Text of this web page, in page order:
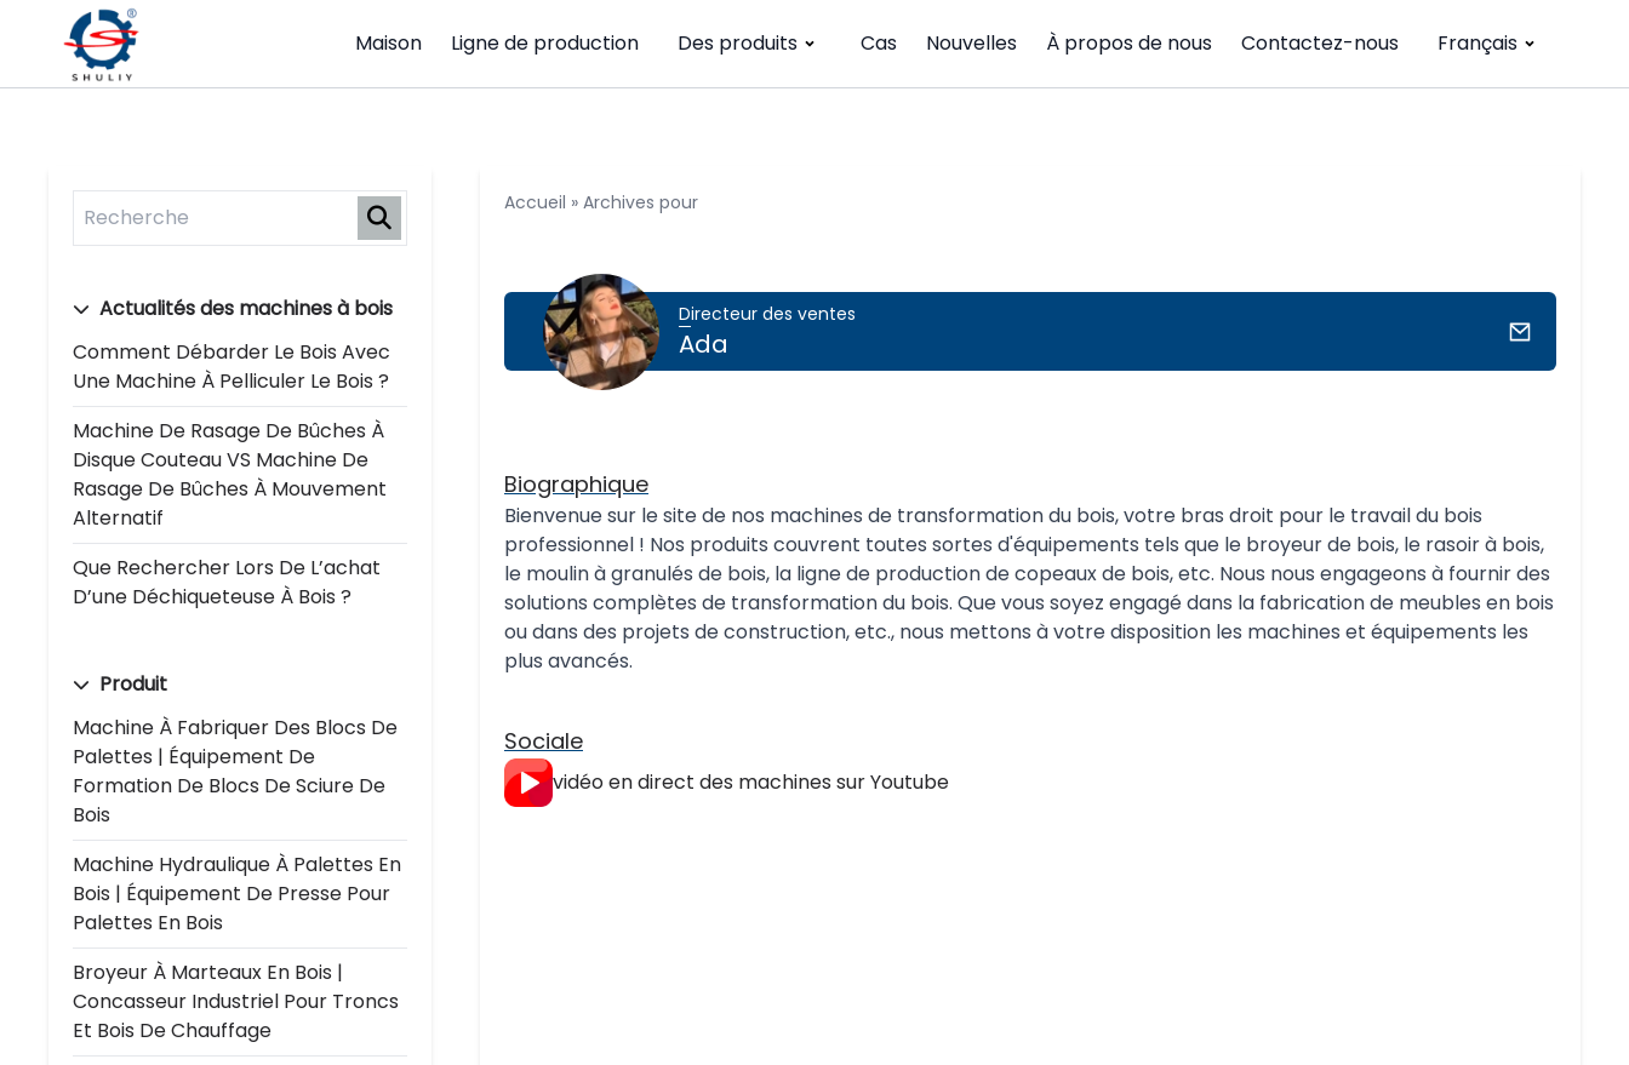
Maison Ligne de production Des produits Cas Nouvelles À propos de nous Contactez-nous Français
Actualités des machines à bois
Comment Débarder Le Bois Avec
Une Machine À Pelliculer Le Bois ?
Machine De Rasage De Bûches À
Disque Couteau VS Machine De
Rasage De Bûches À Mouvement
Alternatif
Que Rechercher Lors De L’achat
D’une Déchiqueteuse À Bois ?
Produit
Machine À Fabriquer Des Blocs De
Palettes | Équipement De
Formation De Blocs De Sciure De
Bois
Machine Hydraulique À Palettes En
Bois | Équipement De Presse Pour
Palettes En Bois
Broyeur À Marteaux En Bois |
Concasseur Industriel Pour Troncs
Et Bois De Chauffage
Accueil » Archives pour
Directeur des ventes
Ada
Biographique
Bienvenue sur le site de nos machines de transformation du bois, votre bras droit pour le travail du bois
professionnel ! Nos produits couvrent toutes sortes d'équipements tels que le broyeur de bois, le rasoir à bois,
le moulin à granulés de bois, la ligne de production de copeaux de bois, etc. Nous nous engageons à fournir des
solutions complètes de transformation du bois. Que vous soyez engagé dans la fabrication de meubles en bois
ou dans des projets de construction, etc., nous mettons à votre disposition les machines et équipements les
plus avancés.
Sociale
vidéo en direct des machines sur Youtube